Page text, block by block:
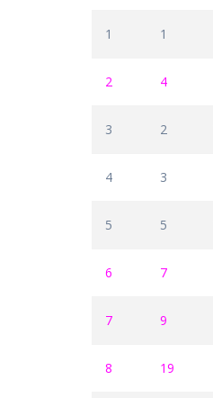
1 1
2 4
3 2
4 3
5 5
6 7
7 9
8 19